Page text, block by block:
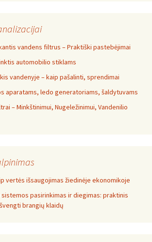
vandens filtrus – Praktiški pastebėjimai
automobilio stiklams
vandenyje – kaip pašalinti, sprendimai
aparatams, ledo generatoriams, šaldytuvams
– Minkštinimui, Nugeležinimui, Vandenilio
vertės išsaugojimas žiedinėje ekonomikoje
pasirinkimas ir diegimas: praktinis
brangių klaidų